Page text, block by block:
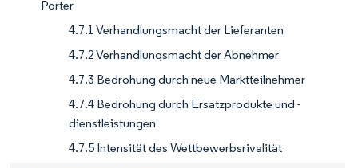
Porter
4.7.1 Verhandlungsmacht der Lieferanten
4.7.2 Verhandlungsmacht der Abnehmer
4.7.3 Bedrohung durch neue Marktteilnehmer
4.7.4 Bedrohung durch Ersatzprodukte und -
dienstleistungen
4.7.5 Intensität des Wettbewerbsrivalität